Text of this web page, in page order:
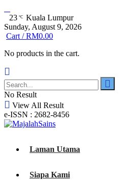
23 °C
Kuala Lumpur
Sunday, August 9, 2026
Cart /RM0.00
No products in the cart.
No Result
View All Result
e-ISSN : 2682-8456
Laman Utama
Siapa Kami